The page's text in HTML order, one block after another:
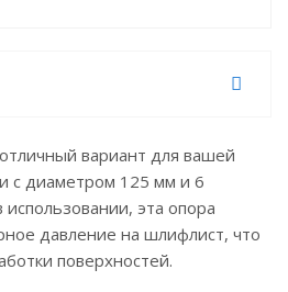
вариант для вашей
с диаметром 125 мм и 6
эта опора
давление на шлифлист, что
поверхностей.